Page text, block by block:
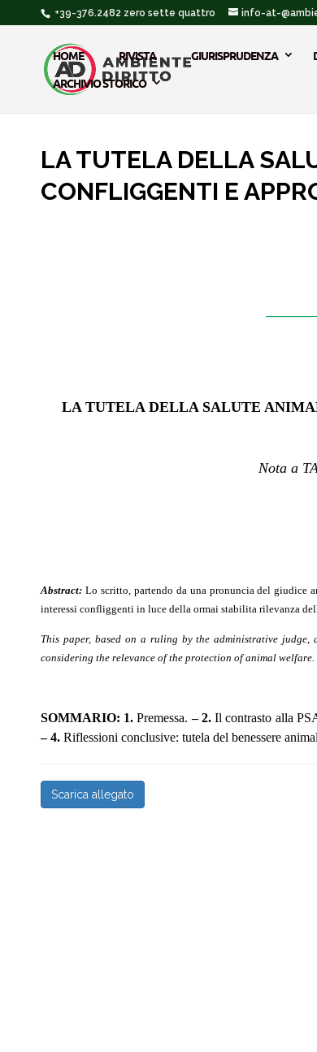
+39-376.2482 zero sette quattro info-at-
HOME RIVISTA GIURISPRUDENZA
ARCHIVIO STORICO
LA TUTELA DELLA
CONFLIGGENTI E
LA TUTELA DELLA SALUTE
Nota a
Abstract: Lo scritto, partendo da una pronuncia del giudice
interessi confliggenti in luce della ormai stabilita rilevanza
This paper, based on a ruling by the administrative judge,
considering the relevance of the protection of animal welfare.
SOMMARIO: 1. Premessa.– 2.Il contrasto alla
– 4. Riflessioni conclusive: tutela del benessere
Scarica allegato